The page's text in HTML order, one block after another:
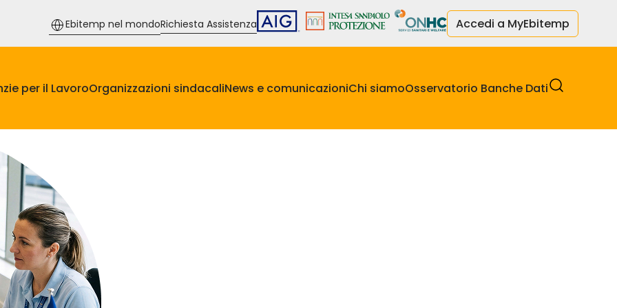
Ebitemp nel mondoRichiesta Assistenza Accedi a MyEbitemp
per il LavoroOrganizzazioni sindacaliNews e comunicazioniChi siamoOsservatorio Banche Dati